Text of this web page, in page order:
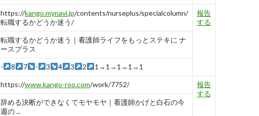
https://kango.mynavi.jp/contents/nurseplus/specialcolumn/
転職するかどうか迷う/
報告
する
転職するかどうか迷う｜看護師ライフをもっとステキに ナ
ースプラス
- 8 7 - 3 4 3 2 1→1→1→1→1
https://www.kango-roo.com/work/7752/
報告
する
辞める決断ができなくてモヤモヤ｜看護師かげと白石の今
週の ...